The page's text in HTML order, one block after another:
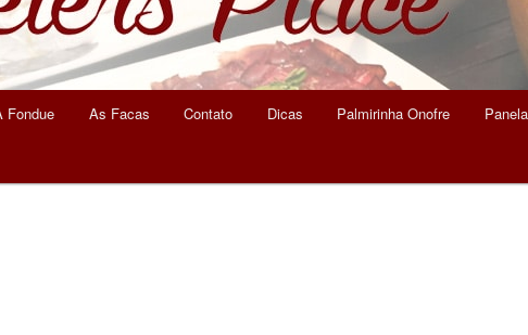
Fondue As Facas Contato Dicas Palmirinha Onofre